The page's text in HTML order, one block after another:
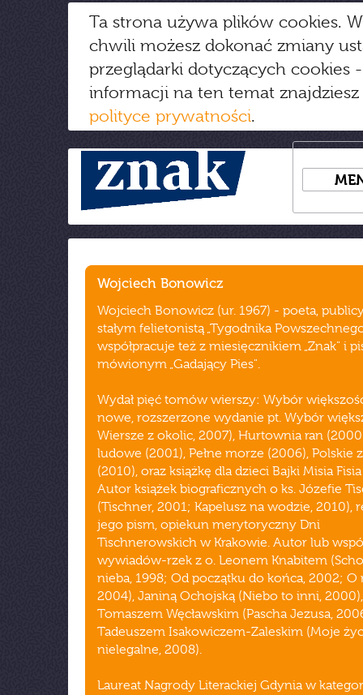
Ta strona używa plików cookies.
chwili możesz dokonać zmiany
przeglądarki dotyczących cookies
informacji na ten temat
polityce prywatności.
Wojciech Bonowicz
Wojciech Bonowicz (ur. 1967) - poeta,
stałym felietonistą „Tygodnika
współpracuje też z miesięcznikiem „Znak" i
mówionym „Gadający Pies".
Wydał pięć tomów wierszy: Wybór
nowe, rozszerzone wydanie pt. Wybór
Wiersze z okolic, 2007), Hurtownia ran
ludowe (2001), Pełne morze (2006), Polskie
(2010), oraz książkę dla dzieci Bajki Misia
Autor książek biograficznych o ks. Józefie
(Tischner, 2001; Kapelusz na wodzie, 2010),
jego pism, opiekun merytoryczny Dni
Tischnerowskich w Krakowie. Autor lub
wywiadów-rzek z o. Leonem Knabitem
nieba, 1998; Od początku do końca, 2002; O
2004), Janiną Ochojską (Niebo to inni, 2000),
Tomaszem Węcławskim (Pascha Jezusa,
Tadeuszem Isakowiczem-Zaleskim (Moje
nielegalne, 2008).
Laureat Nagrody Literackiej Gdynia w